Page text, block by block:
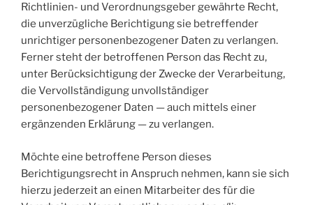
Richtlinien- und Verordnungsgeber gewährte Recht,
die unverzügliche Berichtigung sie betreffender
unrichtiger personenbezogener Daten zu verlangen.
Ferner steht der betroffenen Person das Recht zu,
unter Berücksichtigung der Zwecke der Verarbeitung,
die Vervollständigung unvollständiger
personenbezogener Daten — auch mittels einer
ergänzenden Erklärung — zu verlangen.
Möchte eine betroffene Person dieses
Berichtigungsrecht in Anspruch nehmen, kann sie sich
hierzu jederzeit an einen Mitarbeiter des für die